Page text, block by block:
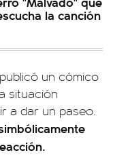
la canción
un cómico
situación
a dar un paseo.